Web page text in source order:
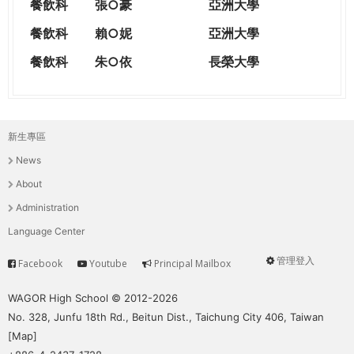
餐飲科 張○豪
亞洲大學
餐飲科
賴○妮
亞洲大學
餐飲科
朱○依 長榮大學
主
選
單
新生專區
News
About
Administration
Language Center
User
管理登入
Service
Facebook Youtube Principal Mailbox
WAGOR High School © 2012-2026
No. 328, Junfu 18th Rd., Beitun Dist., Taichung City 406, Taiwan
[Map]